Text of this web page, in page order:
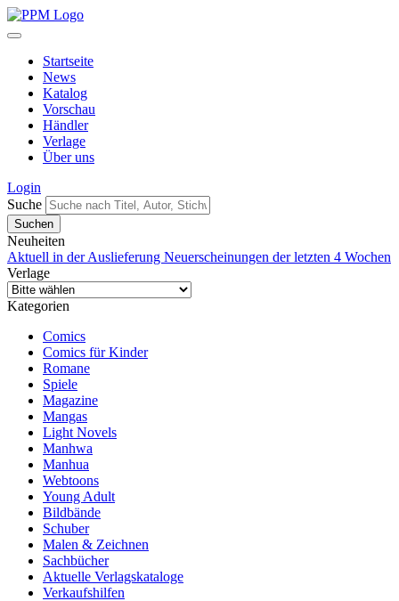
Startseite
News
Katalog
Vorschau
Händler
Verlage
Über uns
Login
Suche
Neuheiten
Aktuell in der Auslieferung Neuerscheinungen der letzten 4 Wochen
Verlage
Kategorien
Comics
Comics für Kinder
Romane
Spiele
Magazine
Mangas
Light Novels
Manhwa
Manhua
Webtoons
Young Adult
Bildbände
Schuber
Malen & Zeichnen
Sachbücher
Aktuelle Verlagskataloge
Verkaufshilfen